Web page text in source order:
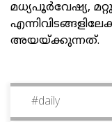
മധ്യപൂർവേഷ്യ,
അയയ്ക്കുന്നത്.
#daily